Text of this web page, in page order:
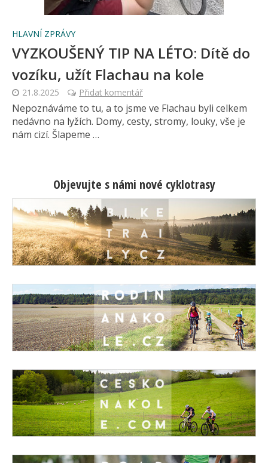
HLAVNÍ ZPRÁVY
VYZKOUŠENÝ TIP NA LÉTO: Dítě do
vozíku, užít Flachau na kole
21.8.2025 Přidat komentář
Nepoznáváme to tu, a to jsme ve Flachau byli celkem
nedávno na lyžích. Domy, cesty, stromy, louky, vše je
nám cizí. Šlapeme …
Objevujte s námi nové cyklotrasy